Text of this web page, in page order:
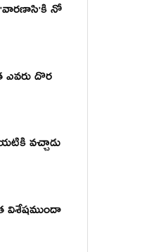
నో
ఎవరు దొర
వచ్చాడు